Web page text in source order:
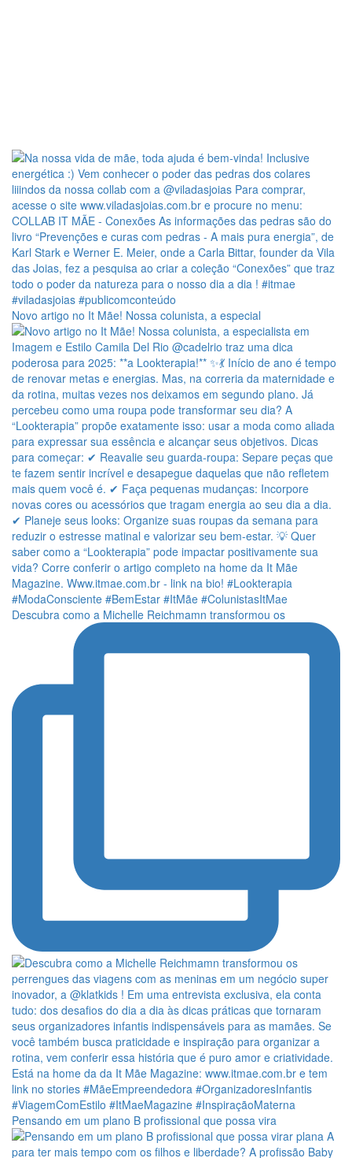
Novo artigo no It Mãe! Nossa colunista, a especial
Descubra como a Michelle Reichmamn transformou os
Pensando em um plano B profissional que possa vira